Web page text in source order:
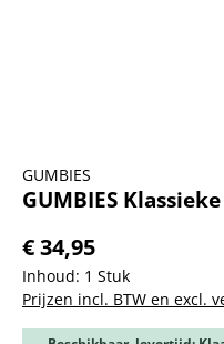
GUMBIES
GUMBIES
€ 34,95
Inhoud: 1 Stuk
Prijzen incl. BTW en excl.